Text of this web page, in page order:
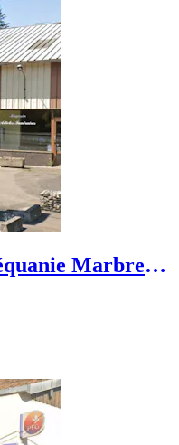
Marbrerie